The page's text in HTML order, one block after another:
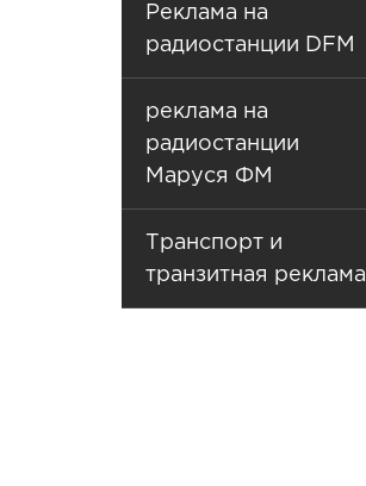
Реклама на
радиостанции DFM
реклама на
радиостанции
Маруся ФМ
Транспорт и
транзитная реклама